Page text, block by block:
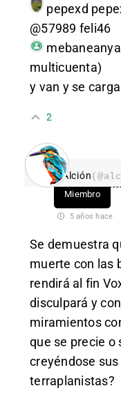
pepexd
@57989 feli46
multicuenta)
y van y se
2
Alción
Miembro
5 años hace
Se demuestra
muerte con las
rendirá al fin
disculpará y
miramientos
que se precie o
creyéndose
terraplanistas?